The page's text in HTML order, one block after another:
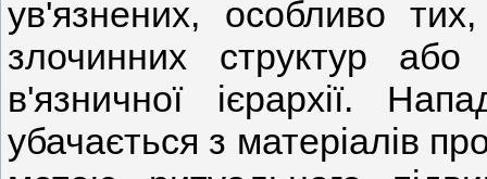
ув'язнених, особливо
злочинних структур
в'язничної ієрархії.
убачається з матеріалів